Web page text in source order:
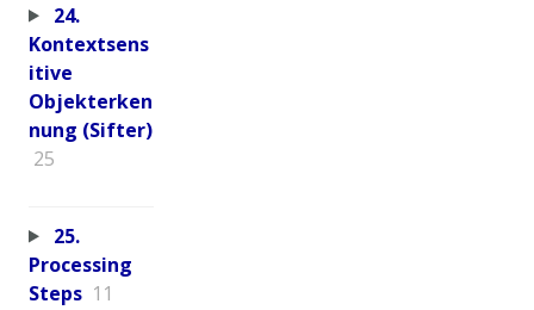
24.
Kontextsens
itive
Objekterken
nung (Sifter)
25
25.
Processing
Steps 11